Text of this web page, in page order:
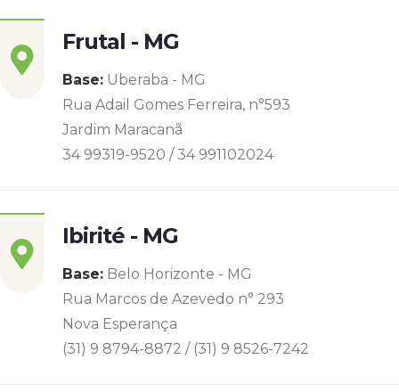
Frutal - MG
Base: Uberaba - MG
Rua Adail Gomes Ferreira, n°593
Jardim Maracanã
34 99319-9520 / 34 991102024
Ibirité - MG
Base: Belo Horizonte - MG
Rua Marcos de Azevedo n° 293
Nova Esperança
(31) 9 8794-8872 / (31) 9 8526-7242